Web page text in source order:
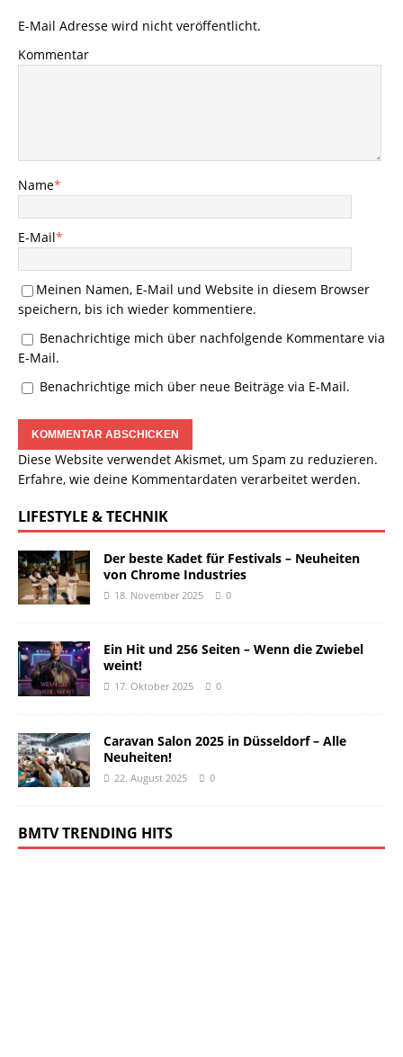
E-Mail Adresse wird nicht veröffentlicht.
Kommentar
Name*
E-Mail*
Meinen Namen, E-Mail und Website in diesem Browser
speichern, bis ich wieder kommentiere.
Benachrichtige mich über nachfolgende Kommentare via
E-Mail.
Benachrichtige mich über neue Beiträge via E-Mail.
Diese Website verwendet Akismet, um Spam zu reduzieren.
Erfahre, wie deine Kommentardaten verarbeitet werden.
LIFESTYLE & TECHNIK
Der beste Kadet für Festivals – Neuheiten
von Chrome Industries
18. November 2025 0
Ein Hit und 256 Seiten – Wenn die Zwiebel
weint!
17. Oktober 2025 0
Caravan Salon 2025 in Düsseldorf – Alle
Neuheiten!
22. August 2025 0
BMTV TRENDING HITS